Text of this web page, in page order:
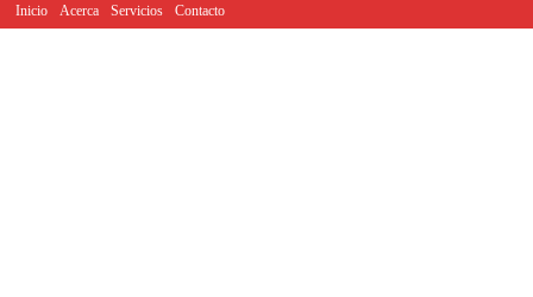
Inicio
Acerca Servicios Contacto